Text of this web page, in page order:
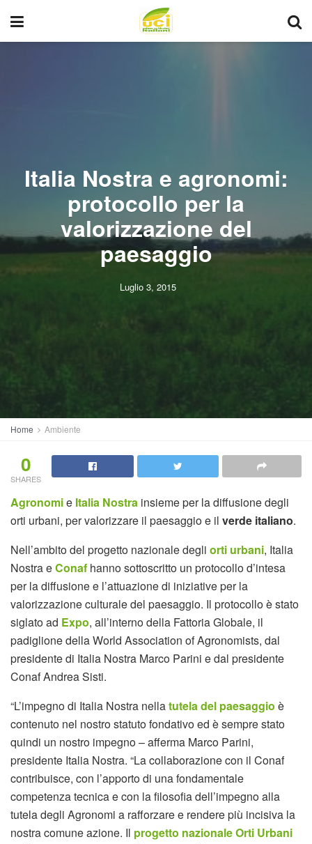
Italia Nostra e agronomi:
protocollo per la
valorizzazione del
paesaggio
Luglio 3, 2015
Home Ambiente
0
SHARES
Agronomie Italia Nostra insieme per la diffusione degli
orti urbani, per valorizzare il paesaggio e il verde italiano.
Nell’ambito del progetto nazionale degli orti urbani, Italia
Nostra eConaf hanno sottoscritto un protocollo d’intesa
per la diffusione e l’attuazione di iniziative per la
valorizzazione culturale del paesaggio. Il protocollo è stato
siglato ad Expo, all’interno della Fattoria Globale, il
padiglione della World Association of Agronomists, dal
presidente di Italia Nostra Marco Parini e dal presidente
Conaf Andrea Sisti.
“L’impegno di Italia Nostra nellatutela del paesaggio è
contenuto nel nostro statuto fondativo ed è sempre stato
quindi un nostro impegno – afferma Marco Parini,
presidente Italia Nostra. “La collaborazione con il Conaf
contribuisce, con l’apporto di una fondamentale
competenza tecnica e con la filosofia dell’impegno alla
tutela degli Agronomi a rafforzare e rendere più incisiva la
nostra comune azione. Il progetto nazionale Orti Urbani